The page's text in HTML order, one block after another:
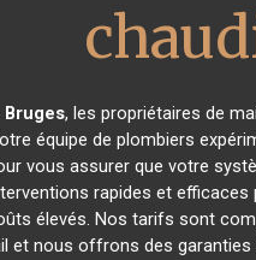
Bruges, les propriétaires de
équipe de plombiers
vous assurer que votre
rapides et efficaces
élevés. Nos tarifs sont
et nous offrons des